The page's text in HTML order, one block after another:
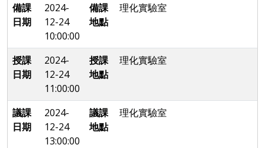
備課
日期
2024-
12-24
10:00:00
備課
地點
理化實驗室
授課
日期
2024-
12-24
11:00:00
授課
地點
理化實驗室
議課
日期
2024-
12-24
13:00:00
議課
地點
理化實驗室